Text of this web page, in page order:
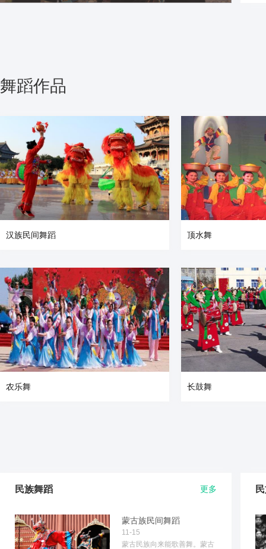
舞蹈作品
汉族民间舞蹈 顶水舞
农乐舞 长鼓舞
民族舞蹈 更多
蒙古族民间舞蹈
11-15
蒙古民族向来能歌善舞。蒙古